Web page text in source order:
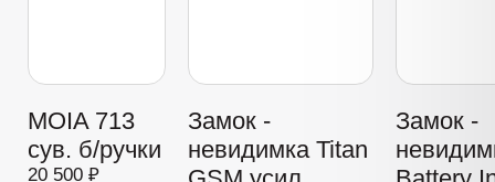
MOIA 713
сув. б/ручки
20 500 ₽
Замок -
невидимка Titan
Замок -